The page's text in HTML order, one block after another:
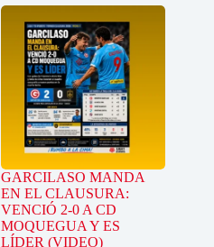
GARCILASO MANDA
EN EL CLAUSURA:
VENCIÓ 2-0 A CD
MOQUEGUA Y ES
LÍDER (VIDEO)